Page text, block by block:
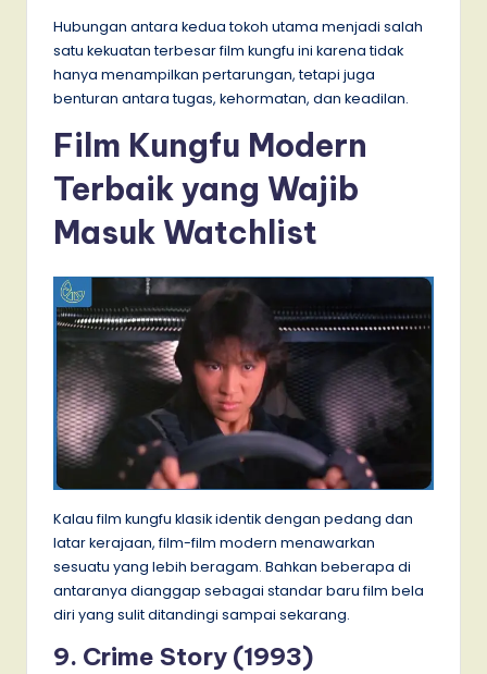
Hubungan antara kedua tokoh utama menjadi salah
satu kekuatan terbesar film kungfu ini karena tidak
hanya menampilkan pertarungan, tetapi juga
benturan antara tugas, kehormatan, dan keadilan.
Film Kungfu Modern
Terbaik yang Wajib
Masuk Watchlist
Kalau film kungfu klasik identik dengan pedang dan
latar kerajaan, film-film modern menawarkan
sesuatu yang lebih beragam. Bahkan beberapa di
antaranya dianggap sebagai standar baru film bela
diri yang sulit ditandingi sampai sekarang.
9. Crime Story (1993)